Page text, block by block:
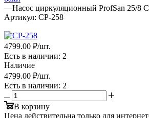
—Насос циркуляционный ProfSan 25/8
Артикул: CP-258
4799.00 ₽/шт.
Есть в наличии: 2
Наличие
4799.00 ₽/шт.
Есть в наличии: 2
В корзину
Цена действительна только для